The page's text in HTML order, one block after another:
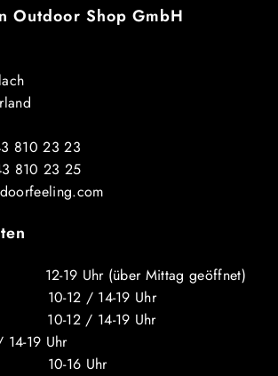
Outdoor Shop GmbH
810 23 23
810 23 25
19 Uhr (über Mittag geöffnet)
12 / 14-19 Uhr
10-12 / 14-19 Uhr
19 Uhr
16 Uhr